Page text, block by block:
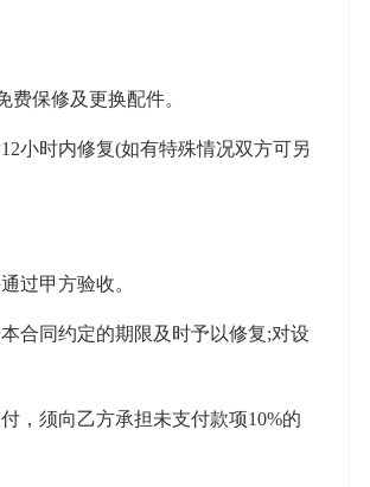
保修及更换配件。
时内修复(如有特殊情况双方可另
过甲方验收。
同约定的期限及时予以修复;对设
须向乙方承担未支付款项10%的